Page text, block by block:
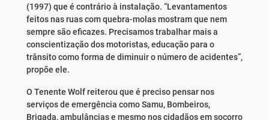
(1997) que é contrário à instalação. “Levantamentos
feitos nas ruas com quebra-molas mostram que nem
sempre são eficazes. Precisamos trabalhar mais a
conscientização dos motoristas, educação para o
trânsito como forma de diminuir o número de acidentes”,
propõe ele.
O Tenente Wolf reiterou que é preciso pensar nos
serviços de emergência como Samu, Bombeiros,
Brigada, ambulâncias e mesmo nos cidadãos em socorro